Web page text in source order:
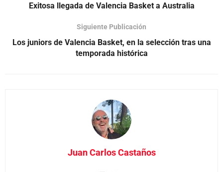
Exitosa llegada de Valencia Basket a Australia
Siguiente Publicación
Los juniors de Valencia Basket, en la selección tras una
temporada histórica
Juan Carlos Castaños